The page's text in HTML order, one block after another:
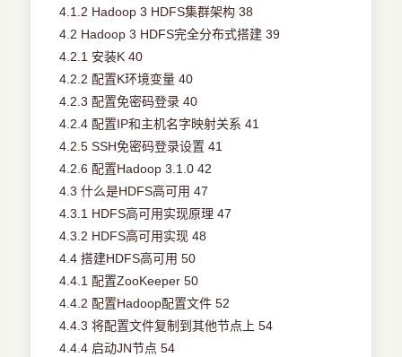
4.1.2 Hadoop 3 HDFS集群架构 38
4.2 Hadoop 3 HDFS完全分布式搭建 39
4.2.1 安装K 40
4.2.2 配置K环境变量 40
4.2.3 配置免密码登录 40
4.2.4 配置IP和主机名字映射关系 41
4.2.5 SSH免密码登录设置 41
4.2.6 配置Hadoop 3.1.0 42
4.3 什么是HDFS高可用 47
4.3.1 HDFS高可用实现原理 47
4.3.2 HDFS高可用实现 48
4.4 搭建HDFS高可用 50
4.4.1 配置ZooKeeper 50
4.4.2 配置Hadoop配置文件 52
4.4.3 将配置文件复制到其他节点上 54
4.4.4 启动JN节点 54